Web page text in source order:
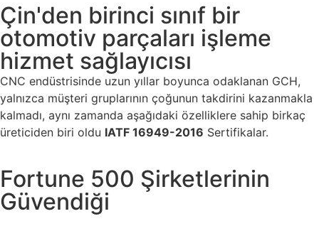
Çin'den birinci sınıf bir
otomotiv parçaları işleme
hizmet sağlayıcısı
CNC endüstrisinde uzun yıllar boyunca odaklanan GCH,
yalnızca müşteri gruplarının çoğunun takdirini kazanmakla
kalmadı, aynı zamanda aşağıdaki özelliklere sahip birkaç
üreticiden biri oldu IATF 16949-2016 Sertifikalar.
Fortune 500 Şirketlerinin
Güvendiği